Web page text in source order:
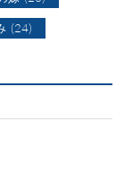
(24)